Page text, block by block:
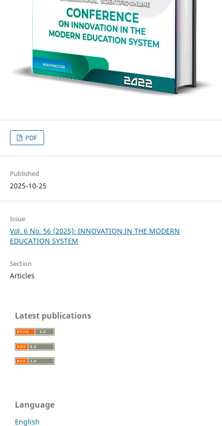
PDF
Published
2025-10-25
Issue
Vol. 6 No. 56 (2025): INNOVATION IN THE MODERN
EDUCATION SYSTEM
Section
Articles
Latest publications
Language
English